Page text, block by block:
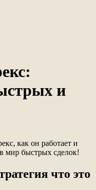
и
как он работает и
мир быстрых сделок!
что это